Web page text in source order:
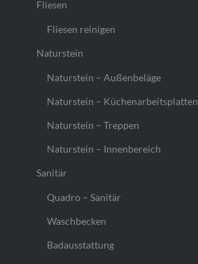
Fliesen
Fliesen reinigen
Naturstein
Naturstein – Außenbeläge
Naturstein – Küchenarbeitsplatten
Naturstein – Treppen
Naturstein – Innenbereich
Sanitär
Quadro – Sanitär
Waschbecken
Badausstattung